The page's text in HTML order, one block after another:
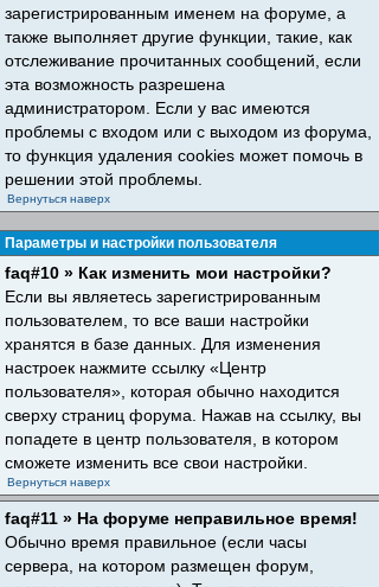
зарегистрированным именем на форуме, а
также выполняет другие функции, такие, как
отслеживание прочитанных сообщений, если
эта возможность разрешена
администратором. Если у вас имеются
проблемы с входом или с выходом из форума,
то функция удаления cookies может помочь в
решении этой проблемы.
Вернуться наверх
Параметры и настройки пользователя
faq#10 » Как изменить мои настройки?
Если вы являетесь зарегистрированным
пользователем, то все ваши настройки
хранятся в базе данных. Для изменения
настроек нажмите ссылку «Центр
пользователя», которая обычно находится
сверху страниц форума. Нажав на ссылку, вы
попадете в центр пользователя, в котором
сможете изменить все свои настройки.
Вернуться наверх
faq#11 » На форуме неправильное время!
Обычно время правильное (если часы
сервера, на котором размещен форум,